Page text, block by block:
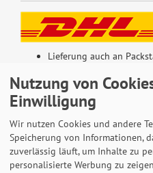
Lieferung auch an
Bequeme
14 Tage
Nutzung von
Einwilligung
Wir nutzen Cookies und andere
Speicherung von Informationen,
zuverlässig läuft, um Inhalte zu
personalisierte Werbung zu